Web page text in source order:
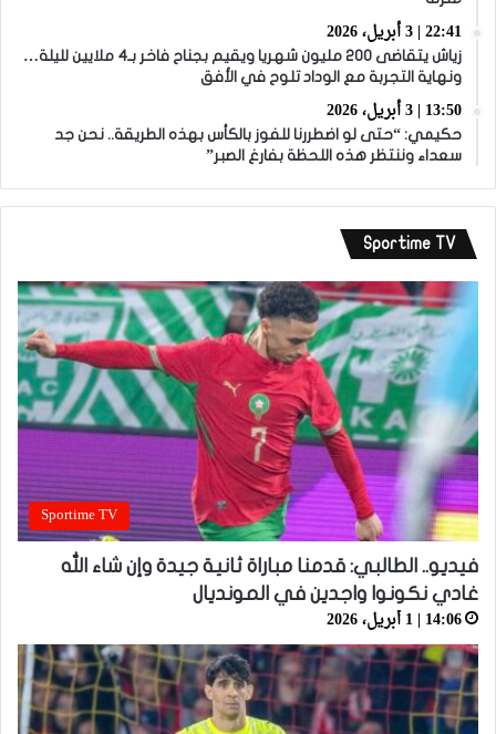
22:41 | 3 أبريل، 2026
زياش يتقاضى 200 مليون شهريا ويقيم بجناح فاخر بـ4 ملايين لليلة…
ونهاية التجربة مع الوداد تلوح في الأفق
13:50 | 3 أبريل، 2026
حكيمي: “حتى لو اضطررنا للفوز بالكأس بهذه الطريقة.. نحن جد
سعداء وننتظر هذه اللحظة بفارغ الصبر”
Sportime TV
Sportime TV
فيديو.. الطالبي: قدمنا مباراة ثانية جيدة وإن شاء الله
غادي نكونوا واجدين في المونديال
14:06 | 1 أبريل، 2026